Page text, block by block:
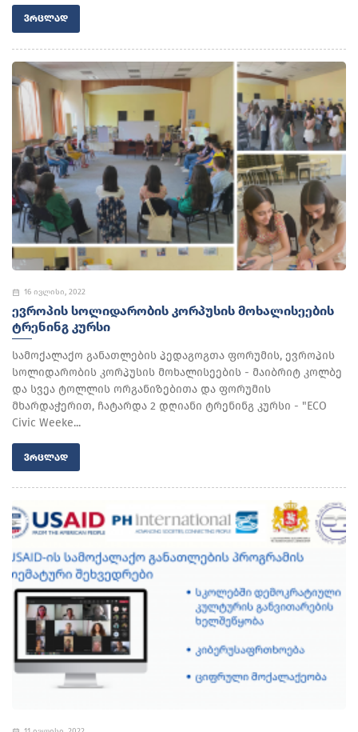
ᲕᲠᲪᲚᲐᲓ
16 ივლისი, 2022
ᲔᲕᲠᲝᲞᲘᲡ ᲡᲝᲚᲘᲓᲐᲠᲝᲑᲘᲡ ᲙᲝᲠᲞᲣᲡᲘᲡ ᲛᲝᲮᲐᲚᲘᲡᲔᲔᲑᲘᲡ
ᲢᲠᲔᲜᲘᲜᲒ ᲙᲣᲠᲡᲘ
სამოქალაქო განათლების პედაგოგთა ფორუმის, ევროპის
სოლიდარობის კორპუსის მოხალისეების - მაიბრიტ კოლბე
და სვეა ტოლლის ორგანიზებითა და ფორუმის
მხარდაჭერით, ჩატარდა 2 დღიანი ტრენინგ კურსი - "ECO
Civic Weeke...
ᲕᲠᲪᲚᲐᲓ